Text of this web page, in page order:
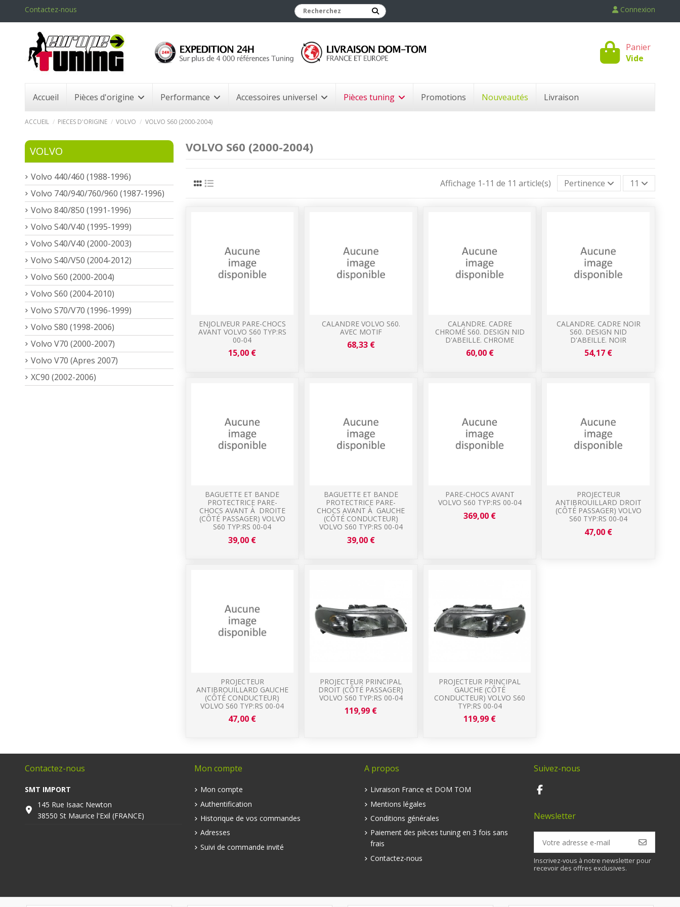
Contactez-nous Connexion
Panier
Vide
Accueil Pièces d'origine Performance Accessoires universel Pièces tuning Promotions Nouveautés Livraison
ACCUEIL PIECES D'ORIGINE VOLVO VOLVO S60 (2000-2004)
VOLVO S60 (2000-2004)
Affichage 1-11 de 11 article(s) Pertinence 11
ENJOLIVEUR PARE-CHOCS
AVANT VOLVO S60 TYP:RS
00-04
15,00 €
CALANDRE VOLVO S60.
AVEC MOTIF
68,33 €
CALANDRE. CADRE
CHROMÉ S60. DESIGN NID
D'ABEILLE. CHROME
60,00 €
CALANDRE. CADRE NOIR
S60. DESIGN NID
D'ABEILLE. NOIR
54,17 €
BAGUETTE ET BANDE
PROTECTRICE PARE-
CHOCS AVANT À DROITE
(CÔTÉ PASSAGER) VOLVO
S60 TYP:RS 00-04
39,00 €
BAGUETTE ET BANDE
PROTECTRICE PARE-
CHOCS AVANT À GAUCHE
(CÔTÉ CONDUCTEUR)
VOLVO S60 TYP:RS 00-04
39,00 €
PARE-CHOCS AVANT
VOLVO S60 TYP:RS 00-04
369,00 €
PROJECTEUR
ANTIBROUILLARD DROIT
(CÔTÉ PASSAGER) VOLVO
S60 TYP:RS 00-04
47,00 €
PROJECTEUR
ANTIBROUILLARD GAUCHE
(CÔTÉ CONDUCTEUR)
VOLVO S60 TYP:RS 00-04
47,00 €
PROJECTEUR PRINCIPAL
DROIT (CÔTÉ PASSAGER)
VOLVO S60 TYP:RS 00-04
119,99 €
PROJECTEUR PRINCIPAL
GAUCHE (CÔTÉ
CONDUCTEUR) VOLVO S60
TYP:RS 00-04
119,99 €
VOLVO
Volvo 440/460 (1988-1996)
Volvo 740/940/760/960 (1987-1996)
Volvo 840/850 (1991-1996)
Volvo S40/V40 (1995-1999)
Volvo S40/V40 (2000-2003)
Volvo S40/V50 (2004-2012)
Volvo S60 (2000-2004)
Volvo S60 (2004-2010)
Volvo S70/V70 (1996-1999)
Volvo S80 (1998-2006)
Volvo V70 (2000-2007)
Volvo V70 (Apres 2007)
XC90 (2002-2006)
Contactez-nous
SMT IMPORT
145 Rue Isaac Newton
38550 St Maurice l'Exil (FRANCE)
Mon compte
Mon compte
Authentification
Historique de vos commandes
Adresses
Suivi de commande invité
A propos
Livraison France et DOM TOM
Mentions légales
Conditions générales
Paiement des pièces tuning en 3 fois sans
frais
Contactez-nous
Suivez-nous
Newsletter
Inscrivez-vous à notre newsletter pour
recevoir des offres exclusives.